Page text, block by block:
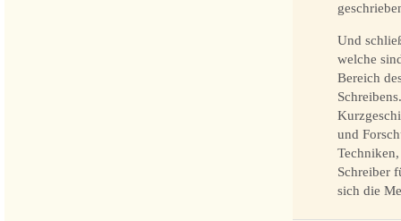
Und
welche
Bereich
und
Schreiber
sich die